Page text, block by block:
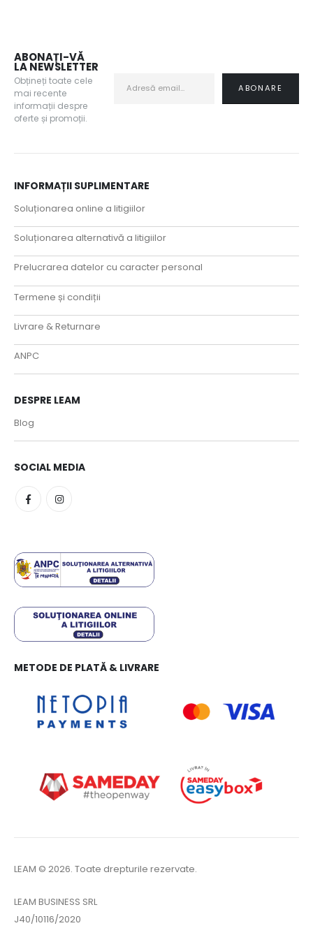
ABONAȚI-VĂ
LA NEWSLETTER
Obțineți toate cele
mai recente
informații despre
oferte și promoții.
INFORMAȚII SUPLIMENTARE
Soluționarea online a litigiilor
Soluționarea alternativă a litigiilor
Prelucrarea datelor cu caracter personal
Termene și condiții
Livrare & Returnare
ANPC
DESPRE LEAM
Blog
SOCIAL MEDIA
METODE DE PLATĂ & LIVRARE
LEAM © 2026. Toate drepturile rezervate.
LEAM BUSINESS SRL
J40/10116/2020